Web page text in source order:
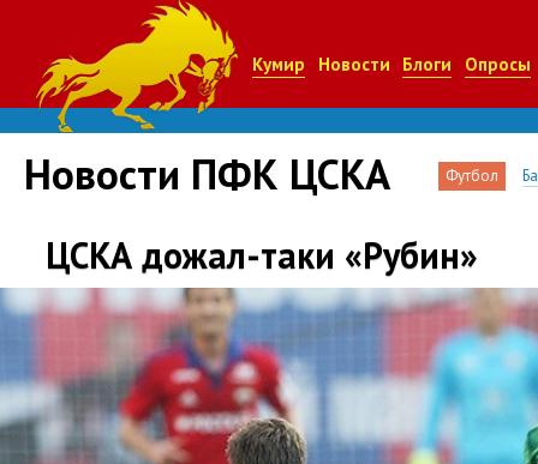
Кумир Новости Блоги Опросы
Новости ПФК ЦСКА Футбол
ЦСКА дожал-таки «Рубин»